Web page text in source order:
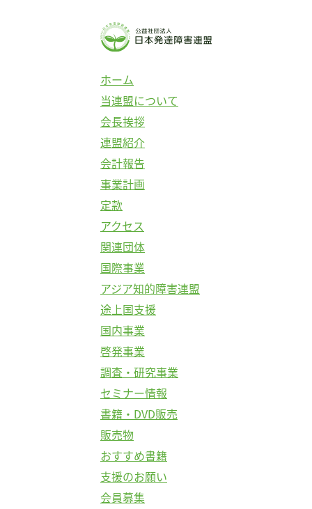
ホーム
当連盟について
会長挨拶
連盟紹介
会計報告
事業計画
定款
アクセス
関連団体
国際事業
アジア知的障害連盟
途上国支援
国内事業
啓発事業
調査・研究事業
セミナー情報
書籍・DVD販売
販売物
おすすめ書籍
支援のお願い
会員募集